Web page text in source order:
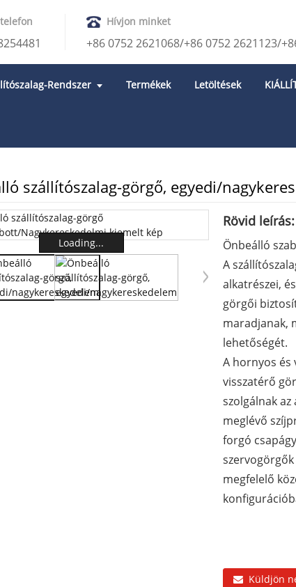
Hívjon minket
+86 0752 2621068/+86 0752 2621123/
Rendszer Termékek Letöltések
szállítószalag-görgő, egyedi/
Loading...
Rövid leírás:
Önbeálló
A
alkatrészei,
görgői
maradjanak,
lehetőségét.
A hornyos és
visszatérő
szolgálnak
meglévő
forgó
megfelelő
Küldjön